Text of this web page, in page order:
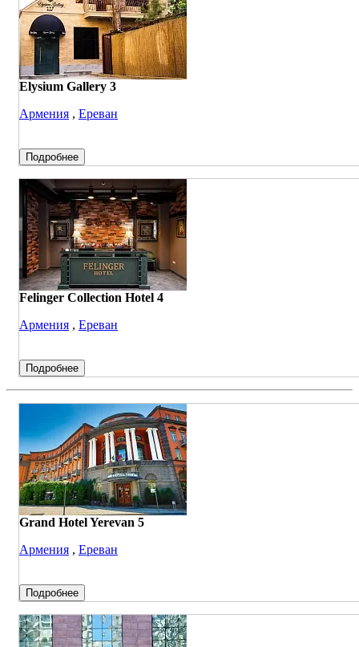
Elysium Gallery 3
Армения , Ереван
Подробнее
Felinger Collection Hotel 4
Армения , Ереван
Подробнее
Grand Hotel Yerevan 5
Армения , Ереван
Подробнее